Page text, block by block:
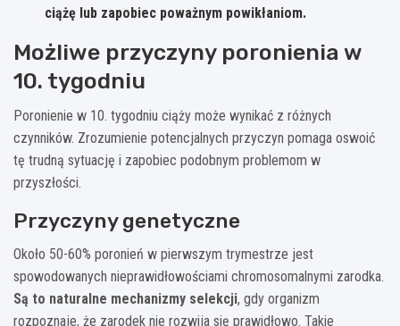
ciążę lub zapobiec poważnym powikłaniom.
Możliwe przyczyny poronienia w
10. tygodniu
Poronienie w 10. tygodniu ciąży może wynikać z różnych
czynników. Zrozumienie potencjalnych przyczyn pomaga oswoić
tę trudną sytuację i zapobiec podobnym problemom w
przyszłości.
Przyczyny genetyczne
Około 50-60% poronień w pierwszym trymestrze jest
spowodowanych nieprawidłowościami chromosomalnymi zarodka.
Są to naturalne mechanizmy selekcji, gdy organizm
rozpoznaje, że zarodek nie rozwija się prawidłowo. Takie